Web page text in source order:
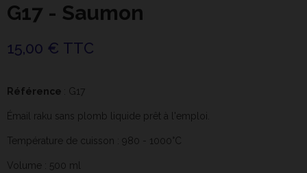
G17 - Saumon
15,00 € TTC
Référence : G17
Émail raku sans plomb liquide prêt à l'emploi.
Température de cuisson : 980 - 1000°C
Volume : 500 ml